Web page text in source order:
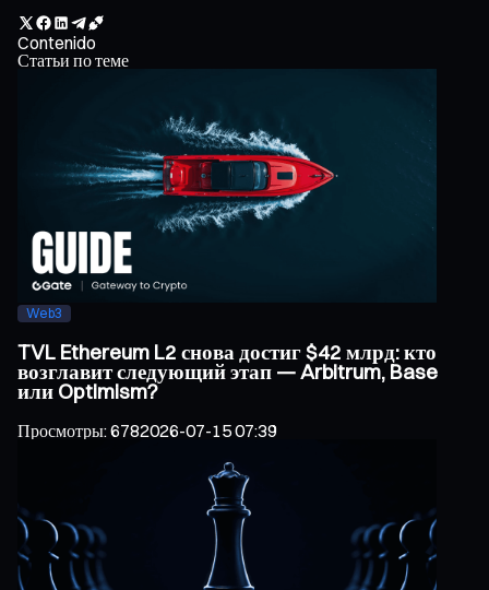
Contenido
Статьи по теме
Web3
TVL Ethereum L2 снова достиг $42 млрд: кто
возглавит следующий этап — Arbitrum, Base
или Optimism?
Просмотры:6782026-07-15 07:39